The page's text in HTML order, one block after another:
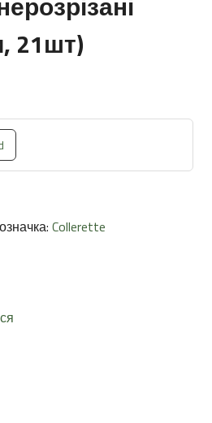
21шт)
Collerette